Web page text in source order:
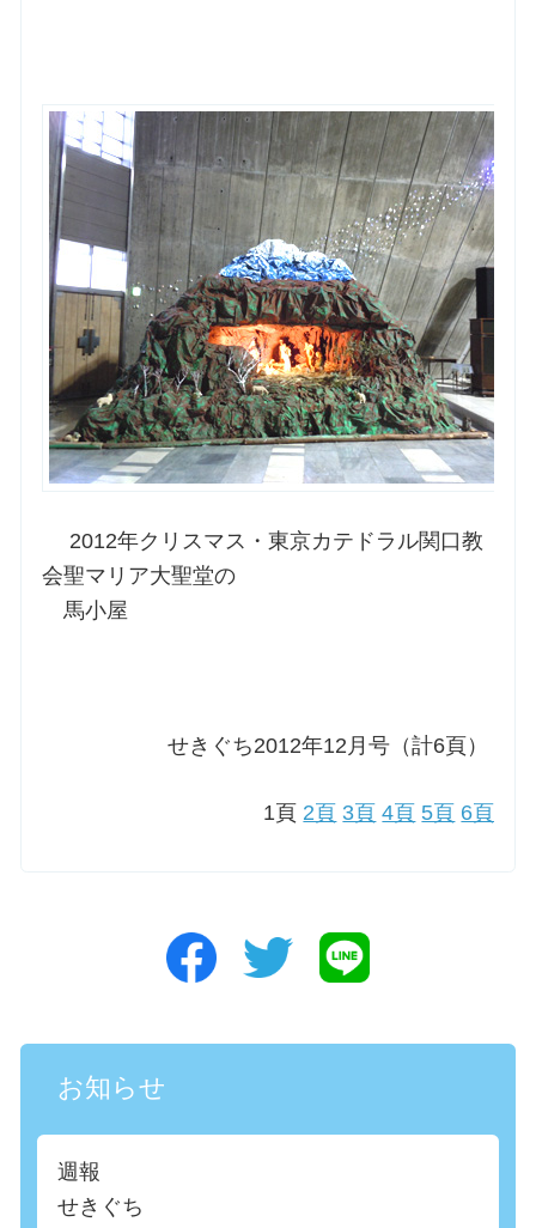
交通・アクセス
ご利用にあたって
交通・アクセス
2012年クリスマス・東京カテドラル関口教
会聖マリア大聖堂の
馬小屋
せきぐち2012年12月号（計6頁）
1頁 2頁 3頁 4頁 5頁 6頁
お知らせ
週報
せきぐち